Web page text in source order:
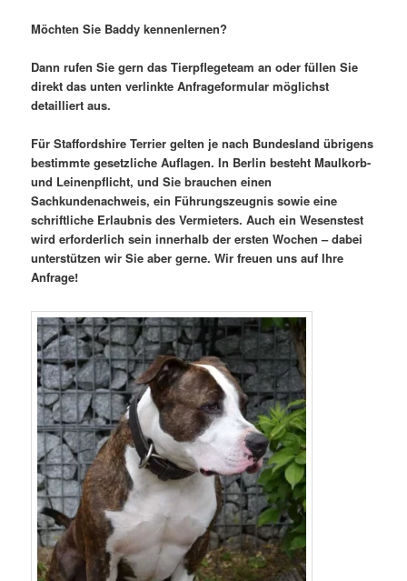
Möchten Sie Baddy kennenlernen?
Dann rufen Sie gern das Tierpflegeteam an oder füllen Sie
direkt das unten verlinkte Anfrageformular möglichst
detailliert aus.
Für Staffordshire Terrier gelten je nach Bundesland übrigens
bestimmte gesetzliche Auflagen. In Berlin besteht Maulkorb-
und Leinenpflicht, und Sie brauchen einen
Sachkundenachweis, ein Führungszeugnis sowie eine
schriftliche Erlaubnis des Vermieters. Auch ein Wesenstest
wird erforderlich sein innerhalb der ersten Wochen – dabei
unterstützen wir Sie aber gerne. Wir freuen uns auf Ihre
Anfrage!